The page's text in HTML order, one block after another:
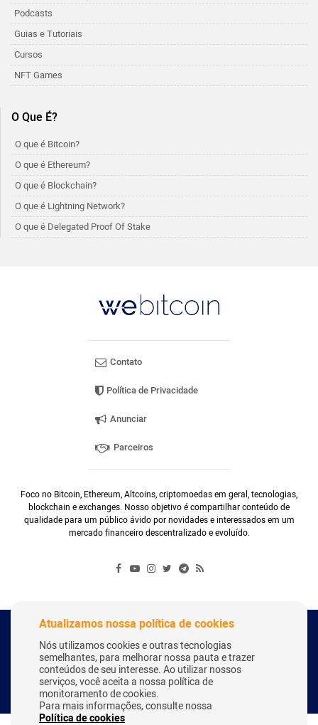
Podcasts
Guias e Tutoriais
Cursos
NFT Games
O Que É?
O que é Bitcoin?
O que é Ethereum?
O que é Blockchain?
O que é Lightning Network?
O que é Delegated Proof Of Stake
Contato
Política de Privacidade
Anunciar
Parceiros
Foco no Bitcoin, Ethereum, Altcoins, criptomoedas em geral, tecnologias,
blockchain e exchanges. Nosso objetivo é compartilhar conteúdo de
qualidade para um público ávido por novidades e interessados em um
mercado financeiro descentralizado e evoluído.
Copyright Webitcoin 2018 - Todos os Direitos Reservados
Desenvolvido por: Herick Correa
Atualizamos nossa política de cookies
Nós utilizamos cookies e outras tecnologias
semelhantes, para melhorar nossa pauta e trazer
conteúdos de seu interesse. Ao utilizar nossos
serviços, você aceita a nossa política de
monitoramento de cookies.
Para mais informações, consulte nossa
Política de cookies